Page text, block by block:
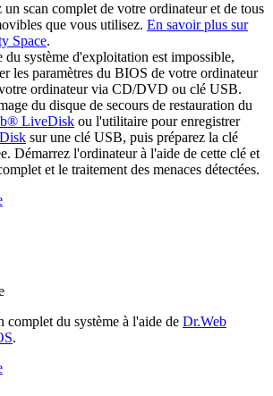
un scan complet de votre ordinateur et de tous
que vous utilisez. En savoir plus sur
Space.
du système d'exploitation est impossible,
les paramètres du BIOS de votre ordinateur
ordinateur via CD/DVD ou clé USB.
du disque de secours de restauration du
LiveDisk ou l'utilitaire pour enregistrer
sur une clé USB, puis préparez la clé
Démarrez l'ordinateur à l'aide de cette clé et
et le traitement des menaces détectées.
complet du système à l'aide de Dr.Web
.